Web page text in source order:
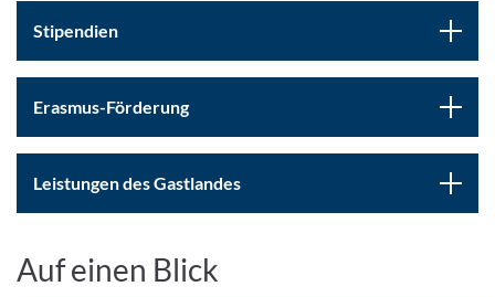
Stipendien
Erasmus-Förderung
Leistungen des Gastlandes
Auf einen Blick